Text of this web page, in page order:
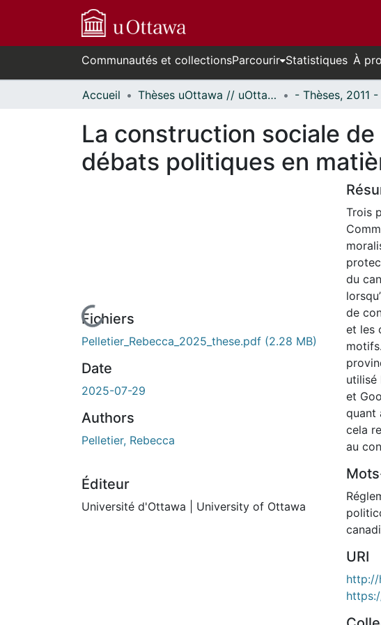
Communautés et collectionsParcourir Statistiques À
Accueil Thèses uOttawa // uOttawa Theses
La construction sociale
débats politiques en
En cours de chargement...
Fichiers
Pelletier_Rebecca_2025_these.pdf (2.28 MB)
Date
2025-07-29
Authors
Pelletier, Rebecca
Éditeur
Université d'Ottawa | University of Ottawa
Trois
du
de
et les
utilisé
et
quant
cela
au
URI
http://